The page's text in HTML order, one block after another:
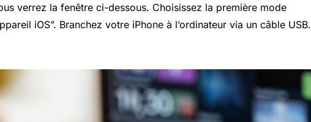
verrez la fenêtre ci-dessous. Choisissez la première mode
iOS”. Branchez votre iPhone à l’ordinateur via un câble USB.